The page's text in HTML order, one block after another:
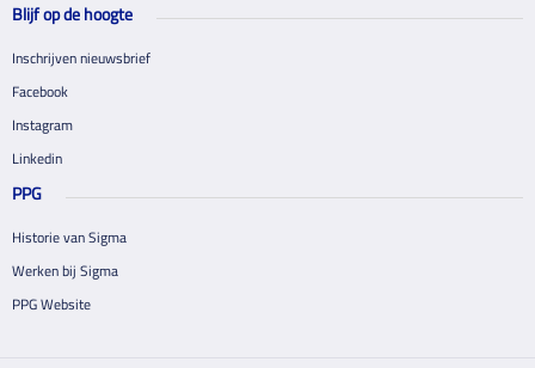
Blijf op de hoogte
Inschrijven nieuwsbrief
Facebook
Instagram
Linkedin
PPG
Historie van Sigma
Werken bij Sigma
PPG Website